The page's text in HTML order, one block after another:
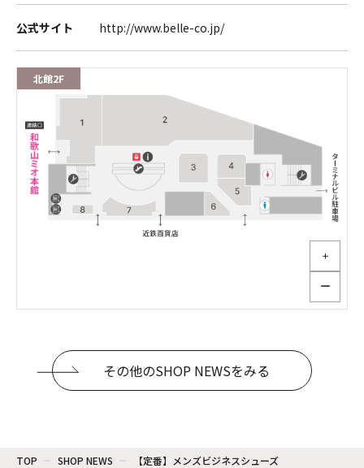
公式サイト http://www.belle-co.jp/
北館2F
＋
ー
その他のSHOP NEWSをみる
TOP SHOP NEWS 【定番】メンズビジネスシューズ